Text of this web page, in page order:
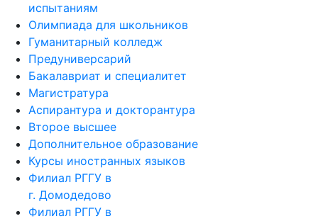
испытаниям
Олимпиада для школьников
Гуманитарный колледж
Предуниверсарий
Бакалавриат и специалитет
Магистратура
Аспирантура и докторантура
Второе высшее
Дополнительное образование
Курсы иностранных языков
Филиал РГГУ в
г. Домодедово
Филиал РГГУ в